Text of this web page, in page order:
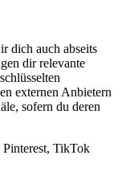
dich auch abseits
dir relevante
externen Anbietern
sofern du deren
TikTok